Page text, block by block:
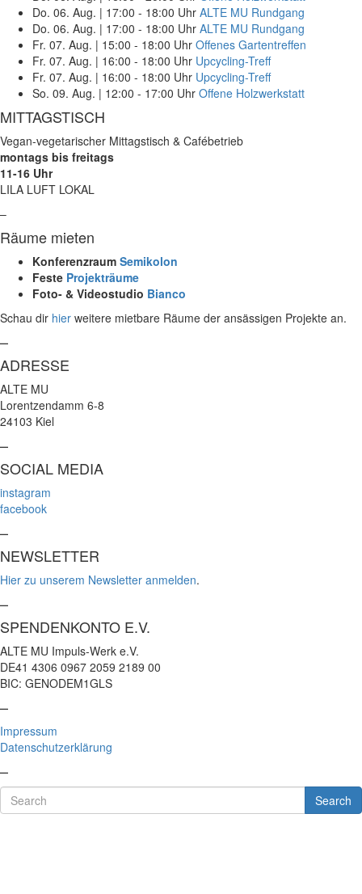
Do. 06. Aug. | 17:00 - 18:00 Uhr ALTE MU Rundgang
Do. 06. Aug. | 17:00 - 18:00 Uhr ALTE MU Rundgang
Fr. 07. Aug. | 15:00 - 18:00 Uhr Offenes Gartentreffen
Fr. 07. Aug. | 16:00 - 18:00 Uhr Upcycling-Treff
Fr. 07. Aug. | 16:00 - 18:00 Uhr Upcycling-Treff
So. 09. Aug. | 12:00 - 17:00 Uhr Offene Holzwerkstatt
MITTAGSTISCH
Vegan-vegetarischer Mittagstisch & Cafébetrieb
montags bis freitags
11-16 Uhr
LILA LUFT LOKAL
–
Räume mieten
Konferenzraum Semikolon
Feste Projekträume
Foto- & Videostudio Bianco
Schau dir hier weitere mietbare Räume der ansässigen Projekte an.
–
ADRESSE
ALTE MU
Lorentzendamm 6-8
24103 Kiel
–
SOCIAL MEDIA
instagram
facebook
–
NEWSLETTER
Hier zu unserem Newsletter anmelden.
–
SPENDENKONTO E.V.
ALTE MU Impuls-Werk e.V.
DE41 4306 0967 2059 2189 00
BIC: GENODEM1GLS
–
Impressum
Datenschutzerklärung
–
Search